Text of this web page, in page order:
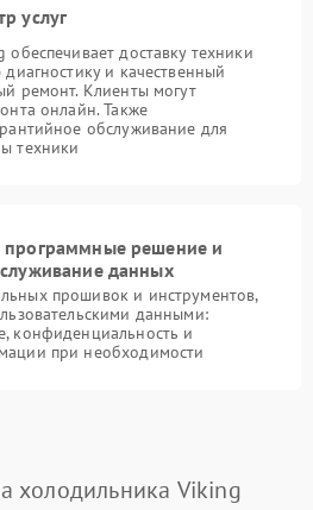
услуг
доставку техники
и качественный
ремонт. Клиенты могут
онлайн. Также
обслуживание для
техники
решение и
данных
прошивок и инструментов,
данными:
конфиденциальность и
при необходимости
холодильника Viking